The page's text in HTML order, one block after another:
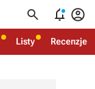
  
Listy Recenzje